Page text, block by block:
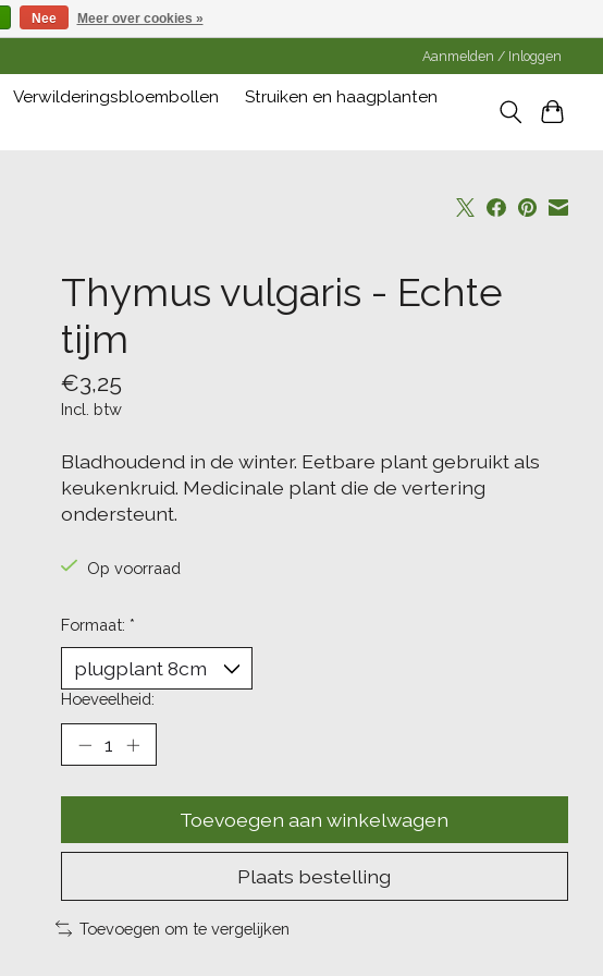
Aanmelden / Inloggen
Verwilderingsbloembollen
Struiken en haagplanten
Thymus vulgaris - Echte
tijm
€3,25
Incl. btw
Bladhoudend in de winter. Eetbare plant gebruikt als
keukenkruid. Medicinale plant die de vertering
ondersteunt.
Op voorraad
Formaat: *
Hoeveelheid:
Toevoegen aan winkelwagen
Plaats bestelling
Toevoegen om te vergelijken
Nee Meer over cookies »